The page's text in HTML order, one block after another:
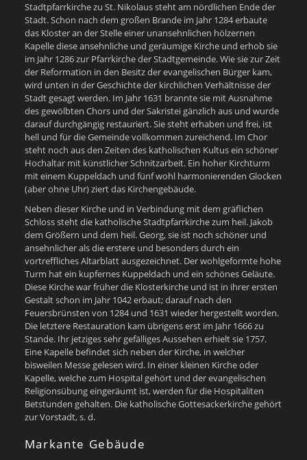
Stadtpfarrkirche zu St. Nikolaus steht am nördlichen Ende der
Stadt. Schon nach dem großen Brande im Jahr 1284 erbaute
das Kloster an der Stelle einer unansehnlichen hölzernen
Kapelle diese ansehnliche und geräumige Kirche und erhob sie
im Jahr 1286 zur Pfarrkirche der Stadtgemeinde. Wie sie zur Zeit
der Reformation in den Besitz der evangelischen Bürger kam,
wird unten in der Geschichte der kirchlichen Verhältnisse der
Stadt gesagt werden. Im Jahr 1631 brannte sie mit Ausnahme
des gewölbten Chors und der Sakristei gänzlich aus und wurde
darauf durchgängig restauriert. Sie steht erhaben und frei, ist
hell und für die Gemeinde vollkommen zureichend. Im Chor
steht noch aus den Zeiten des katholischen Kultus ein schöner
Hochaltar mit künstlicher Schnitzarbeit. Ein hoher Kirchturm
mit einem Kuppeldach und fünf wohl harmonierenden Glocken
(aber ohne Uhr) ziert das Kirchengebäude.
Neben dieser Kirche und in Verbindung mit dem gräflichen
Schloss steht die katholische Stadtpfarrkirche zum heil. Jakob
dem Größern und dem heil. Georg, sie ist noch schöner und
ansehnlicher als die erstere und besonders durch ein
vortreffliches Altarblatt ausgezeichnet. Der wohlgeformte hohe
Turm hat ein kupfernes Kuppeldach und ein schönes Geläute.
Diese Kirche war früher die Klosterkirche und ist in ihrer ersten
Gestalt schon im Jahr 1042 erbaut; darauf nach den
Feuersbrünsten von 1284 und 1631 wieder hergestellt worden.
Die letztere Restauration kam übrigens erst im Jahr 1666 zu
Stande. Ihr jetziges sehr gefälliges Aussehen erhielt sie 1757.
Eine Kapelle befindet sich neben der Kirche, in welcher
bisweilen Messe gelesen wird. In einer kleinen Kirche oder
Kapelle, welche zum Hospital gehört und der evangelischen
Religionsübung eingeräumt ist, werden für die Hospitaliten
Betstunden gehalten. Die katholische Gottesackerkirche gehört
zur Vorstadt, s. d.
Markante Gebäude